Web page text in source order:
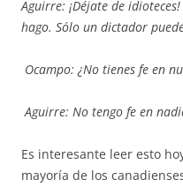
Aguirre: ¡Déjate de
hago. Sólo un dictador
Ocampo: ¿No tienes fe en
Aguirre: No tengo fe en
Es interesante leer esto
mayoría de los